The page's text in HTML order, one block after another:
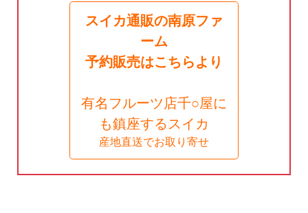
スイカ通販の南原ファ
ーム
予約販売はこちらより
有名フルーツ店千○屋に
も鎮座するスイカ
産地直送でお取り寄せ